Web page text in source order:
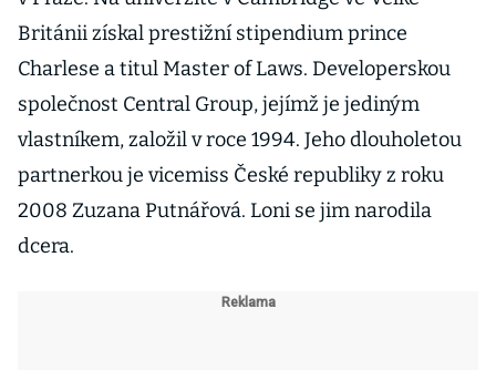
Británii získal prestižní stipendium prince
Charlese a titul Master of Laws. Developerskou
společnost Central Group, jejímž je jediným
vlastníkem, založil v roce 1994. Jeho dlouholetou
partnerkou je vicemiss České republiky z roku
2008 Zuzana Putnářová. Loni se jim narodila
dcera.